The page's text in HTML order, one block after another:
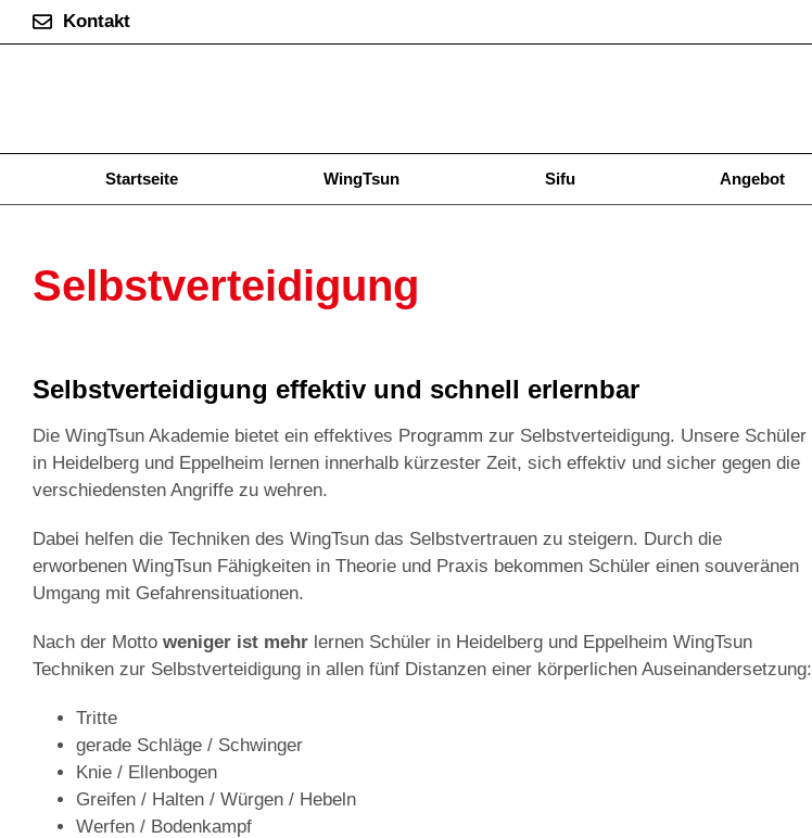
Kontakt
Startseite WingTsun Sifu Angebot
Selbstverteidigung
Selbstverteidigung effektiv und schnell erlernbar
Die WingTsun Akademie bietet ein effektives Programm zur Selbstverteidigung. Unsere Schüler
in Heidelberg und Eppelheim lernen innerhalb kürzester Zeit, sich effektiv und sicher gegen die
verschiedensten Angriffe zu wehren.
Dabei helfen die Techniken des WingTsun das Selbstvertrauen zu steigern. Durch die
erworbenen WingTsun Fähigkeiten in Theorie und Praxis bekommen Schüler einen souveränen
Umgang mit Gefahrensituationen.
Nach der Motto weniger ist mehr lernen Schüler in Heidelberg und Eppelheim WingTsun
Techniken zur Selbstverteidigung in allen fünf Distanzen einer körperlichen Auseinandersetzung:
Tritte
gerade Schläge / Schwinger
Knie / Ellenbogen
Greifen / Halten / Würgen / Hebeln
Werfen / Bodenkampf